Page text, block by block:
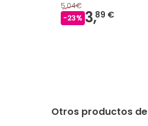
5,04€
-23% 3,89 €
Otros productos